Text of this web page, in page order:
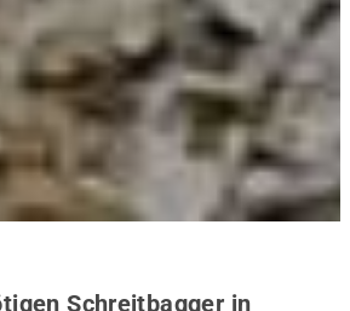
Schreitbagger in